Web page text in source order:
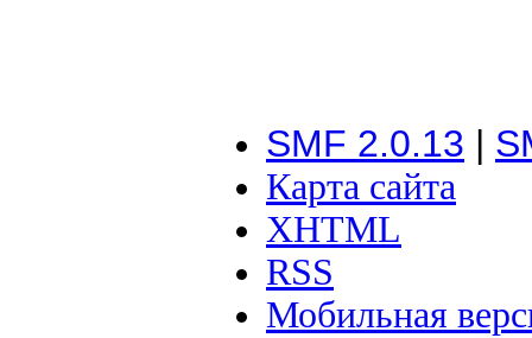
SMF 2.0.13 |
Карта сайта
XHTML
RSS
Мобильная